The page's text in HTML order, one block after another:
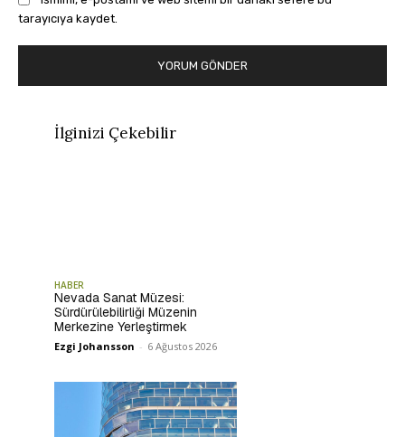
tarayıcıya kaydet.
İlginizi Çekebilir
HABER
Nevada Sanat Müzesi:
Sürdürülebilirliği Müzenin
Merkezine Yerleştirmek
Ezgi Johansson - 6 Ağustos 2026